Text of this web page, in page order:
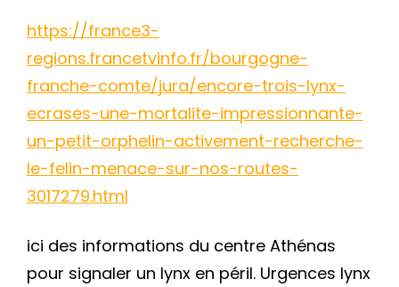
https://france3-
regions.francetvinfo.fr/bourgogne-
franche-comte/jura/encore-trois-lynx-
ecrases-une-mortalite-impressionnante-
un-petit-orphelin-activement-recherche-
le-felin-menace-sur-nos-routes-
3017279.html
ici des informations du centre Athénas
pour signaler un lynx en péril. Urgences lynx